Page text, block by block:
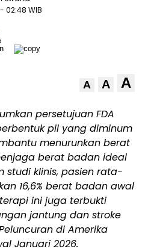
- 02:48 WIB
A A A
persetujuan FDA
pil yang diminum
menurunkan berat
berat badan ideal
studi klinis, pasien rata-
16,6% berat badan awal
ini juga terbukti
jantung dan stroke
di Amerika
Januari 2026.